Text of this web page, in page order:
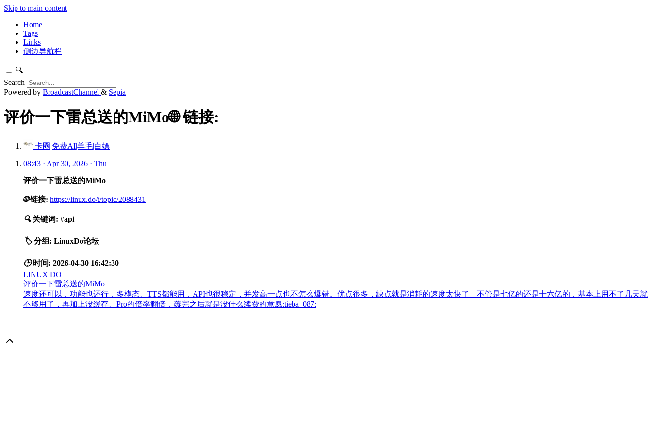
Skip to main content
Home
Tags
Links
侧边导航栏
🔍
Search
Powered by BroadcastChannel & Sepia
评价一下雷总送的MiMo🌐 链接:
卡圈|免费AI|羊毛|白嫖
08:43 · Apr 30, 2026 · Thu
评价一下雷总送的MiMo
🌐 链接: https://linux.do/t/topic/2088431
🔍 关键词: #api
🏷️ 分组: LinuxDo论坛
🕒 时间: 2026-04-30 16:42:30
LINUX DO
评价一下雷总送的MiMo
速度还可以，功能也还行，多模态、TTS都能用，API也很稳定，并发高一点也不怎么爆错。优点很多，缺点就是消耗的速度太快了，不管是七亿的还是十六亿的，基本上用不了几天就
不够用了，再加上没缓存、Pro的倍率翻倍，薅完之后就是没什么续费的意愿:tieba_087: